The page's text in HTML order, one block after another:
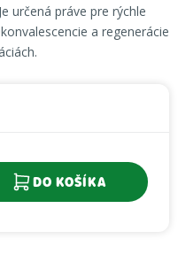
určená práve pre rýchle
a regenerácie
DO KOŠÍKA